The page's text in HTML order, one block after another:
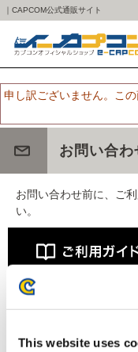
This website uses
｜CAPCOM公式通販サイト
申し訳ございません。こ
お問い合わ
お問い合わせ前に、ご
い。